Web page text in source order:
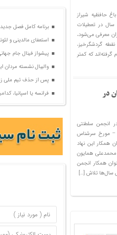
حافظیه شیراز
سال در تعطیلات
معرفی می‌شود،
گردشگرخیز،
که کمتر
در
انجمن سلطنتی
– مورخ سرشناس
همکار این نهاد
محمدعلی همایون
همکار انجمن
سال‌ها تلاش […]
برنامه کامل فصل
استعفای مالدینی و
پیشواز فینال جام جهانی 2026/ آرژانتین یا
والیبال نشسته مردان
پس از حذف تیم ملی
فرانسه یا اسپانیا،